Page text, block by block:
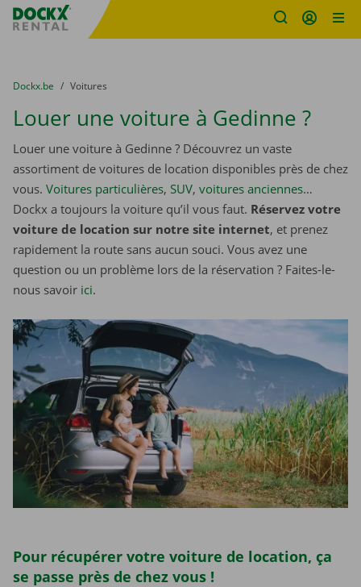
sitename
You are here:
du
Dockx.be to
Voitures
Louer une voiture à Gedinne ?
Louer une voiture à Gedinne ? Découvrez un vaste
assortiment de voitures de location disponibles près de chez
vous. Voitures particulières, SUV, voitures anciennes…
Dockx a toujours la voiture qu’il vous faut. Réservez votre
voiture de location sur notre site internet, et prenez
rapidement la route sans aucun souci. Vous avez une
question ou un problème lors de la réservation ? Faites-le-
nous savoir ici.
Pour récupérer votre voiture de location, ça
se passe près de chez vous !